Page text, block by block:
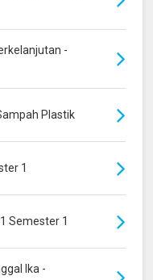
-
Plastik
1
Semester 1
Ika -